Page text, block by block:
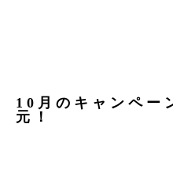
10月のキャンペー
元！